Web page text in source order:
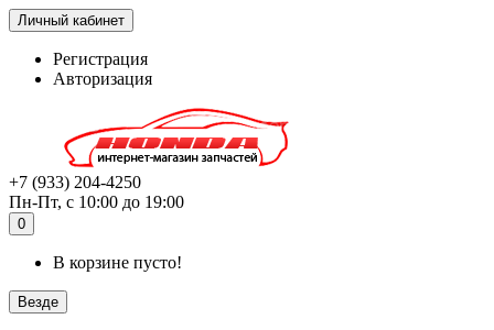
Личный кабинет
Регистрация
Авторизация
+7 (933) 204-4250
Пн-Пт, с 10:00 до 19:00
0
В корзине пусто!
Везде